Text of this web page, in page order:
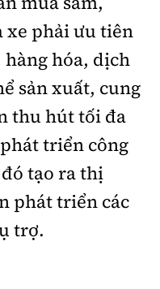
xe phải ưu tiên
hàng hóa, dịch
sản xuất, cung
thu hút tối đa
triển công
tạo ra thị
phát triển các
trợ.